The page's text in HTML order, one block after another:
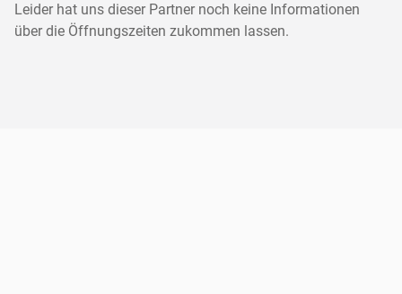
Leider hat uns dieser Partner noch keine Informationen
über die Öffnungszeiten zukommen lassen.